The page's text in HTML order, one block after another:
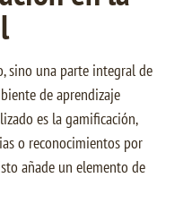
sino una parte integral de
de aprendizaje
es la gamificación,
o reconocimientos por
añade un elemento de